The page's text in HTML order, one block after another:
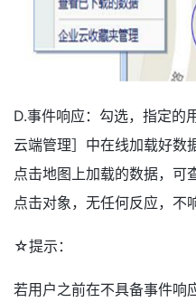
D.事件响应：勾选，指定的
云端管理］中在线加载好数
点击地图上加载的数据，可
点击对象，无任何反应，不
☆提示：
若用户之前在不具备事件响